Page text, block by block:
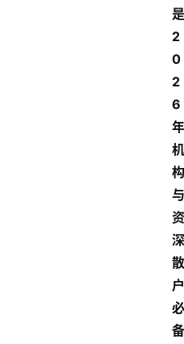
是
2
0
2
6
年
机
构
与
资
深
散
户
必
备